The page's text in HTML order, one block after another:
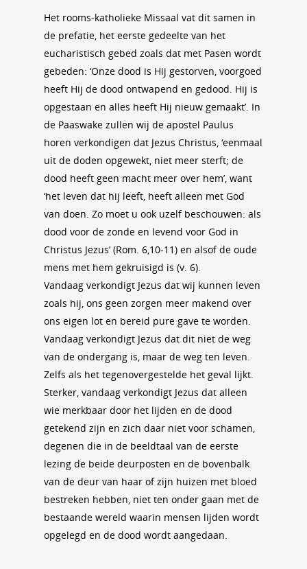
Het rooms-katholieke Missaal vat dit samen in
de prefatie, het eerste gedeelte van het
eucharistisch gebed zoals dat met Pasen wordt
gebeden: ‘Onze dood is Hij gestorven, voorgoed
heeft Hij de dood ontwapend en gedood. Hij is
opgestaan en alles heeft Hij nieuw gemaakt’. In
de Paaswake zullen wij de apostel Paulus
horen verkondigen dat Jezus Christus, ‘eenmaal
uit de doden opgewekt, niet meer sterft; de
dood heeft geen macht meer over hem’, want
‘het leven dat hij leeft, heeft alleen met God
van doen. Zo moet u ook uzelf beschouwen: als
dood voor de zonde en levend voor God in
Christus Jezus’ (Rom. 6,10-11) en alsof de oude
mens met hem gekruisigd is (v. 6).
Vandaag verkondigt Jezus dat wij kunnen leven
zoals hij, ons geen zorgen meer makend over
ons eigen lot en bereid pure gave te worden.
Vandaag verkondigt Jezus dat dit niet de weg
van de ondergang is, maar de weg ten leven.
Zelfs als het tegenovergestelde het geval lijkt.
Sterker, vandaag verkondigt Jezus dat alleen
wie merkbaar door het lijden en de dood
getekend zijn en zich daar niet voor schamen,
degenen die in de beeldtaal van de eerste
lezing de beide deurposten en de bovenbalk
van de deur van haar of zijn huizen met bloed
bestreken hebben, niet ten onder gaan met de
bestaande wereld waarin mensen lijden wordt
opgelegd en de dood wordt aangedaan.